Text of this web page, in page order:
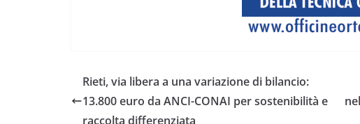
Rieti, via libera a una variazione di bilancio:
13.800 euro da ANCI-CONAI per sostenibilità e
raccolta differenziata